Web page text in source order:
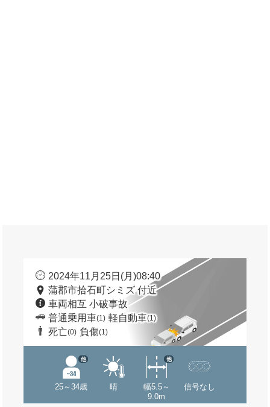
2024年11月25日(月)08:40
蒲郡市拾石町シミズ 付近
車両相互 小破事故
普通乗用車(1) 軽自動車(1)
死亡(0) 負傷(1)
25～34歳
他
晴
幅5.5～
9.0m
他
信号なし